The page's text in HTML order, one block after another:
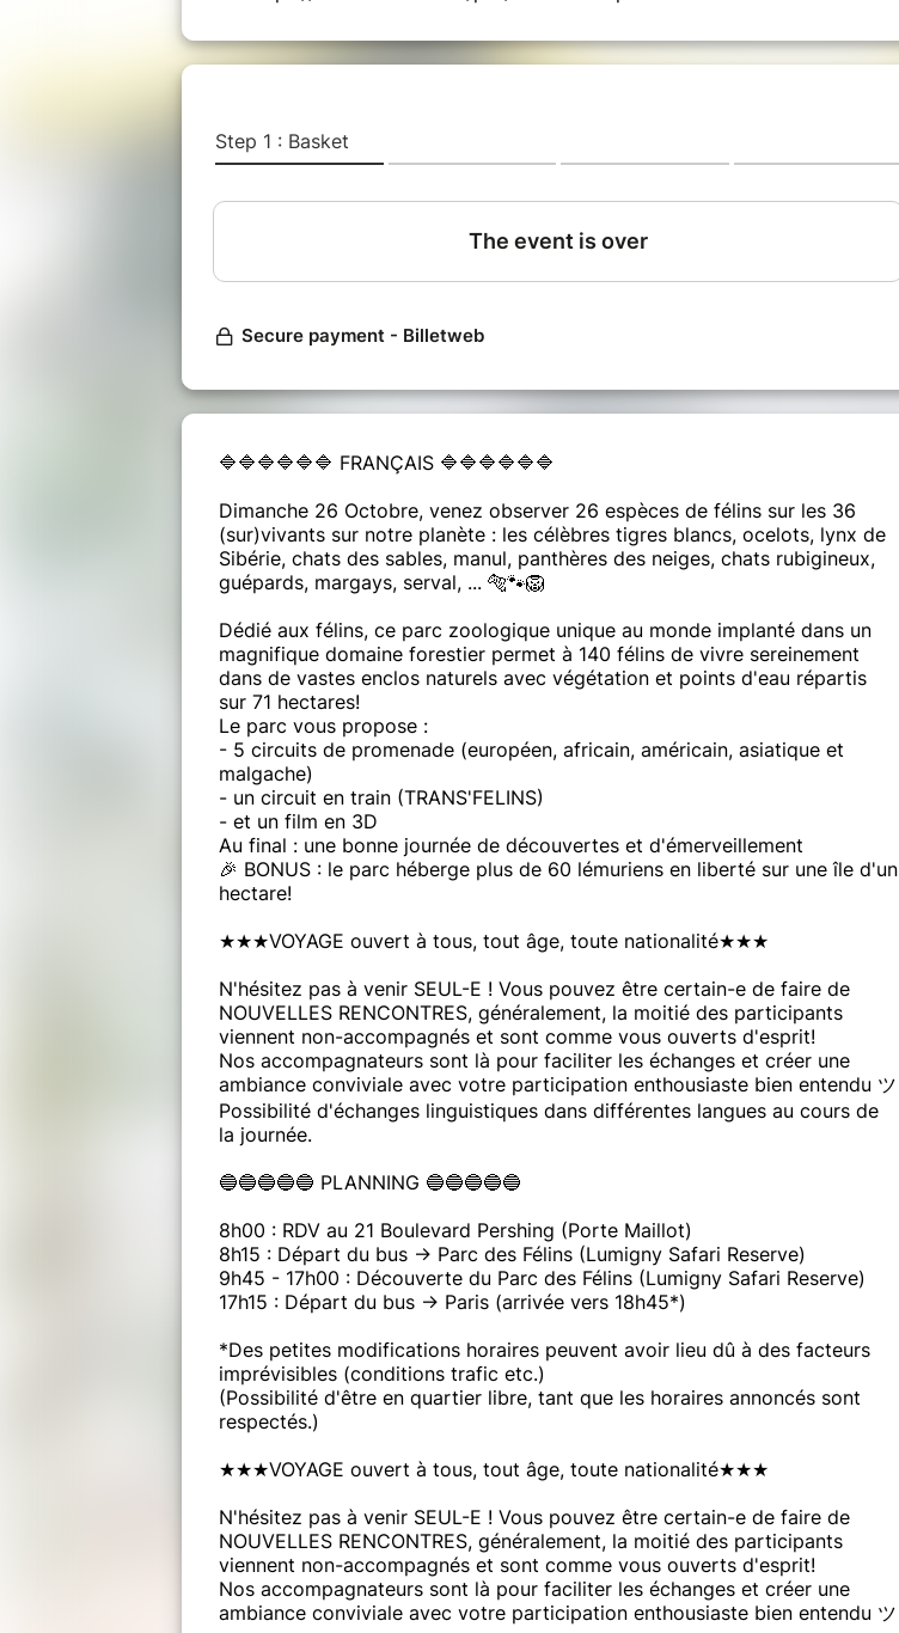
🔷🔷🔷🔷🔷🔷 FRANÇAIS 🔷🔷🔷🔷🔷🔷
Dimanche 26 Octobre, venez observer 26 espèces de félins sur les 36
(sur)vivants sur notre planète : les célèbres tigres blancs, ocelots, lynx de
Sibérie, chats des sables, manul, panthères des neiges, chats rubigineux,
guépards, margays, serval, ... 🐅🐾🦁
Dédié aux félins, ce parc zoologique unique au monde implanté dans un
magnifique domaine forestier permet à 140 félins de vivre sereinement
dans de vastes enclos naturels avec végétation et points d'eau répartis
sur 71 hectares!
Le parc vous propose :
- 5 circuits de promenade (européen, africain, américain, asiatique et
malgache)
- un circuit en train (TRANS'FELINS)
- et un film en 3D
Au final : une bonne journée de découvertes et d'émerveillement
🎉 BONUS : le parc héberge plus de 60 lémuriens en liberté sur une île d'un
hectare!
★★★VOYAGE ouvert à tous, tout âge, toute nationalité★★★
N'hésitez pas à venir SEUL-E ! Vous pouvez être certain-e de faire de
NOUVELLES RENCONTRES, généralement, la moitié des participants
viennent non-accompagnés et sont comme vous ouverts d'esprit!
Nos accompagnateurs sont là pour faciliter les échanges et créer une
ambiance conviviale avec votre participation enthousiaste bien entendu ツ
Possibilité d'échanges linguistiques dans différentes langues au cours de
la journée.
🔵🔵🔵🔵🔵 PLANNING 🔵🔵🔵🔵🔵
8h00 : RDV au 21 Boulevard Pershing (Porte Maillot)
8h15 : Départ du bus -> Parc des Félins (Lumigny Safari Reserve)
9h45 - 17h00 : Découverte du Parc des Félins (Lumigny Safari Reserve)
17h15 : Départ du bus -> Paris (arrivée vers 18h45*)
*Des petites modifications horaires peuvent avoir lieu dû à des facteurs
imprévisibles (conditions trafic etc.)
(Possibilité d'être en quartier libre, tant que les horaires annoncés sont
respectés.)
★★★VOYAGE ouvert à tous, tout âge, toute nationalité★★★
N'hésitez pas à venir SEUL-E ! Vous pouvez être certain-e de faire de
NOUVELLES RENCONTRES, généralement, la moitié des participants
viennent non-accompagnés et sont comme vous ouverts d'esprit!
Nos accompagnateurs sont là pour faciliter les échanges et créer une
ambiance conviviale avec votre participation enthousiaste bien entendu ツ